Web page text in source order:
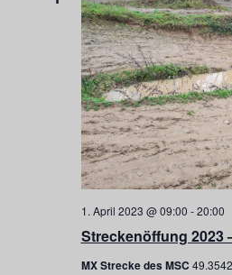
Streckenöffung 2023
1. April 2023 @ 09:00 -20:00
MX Strecke des MSC